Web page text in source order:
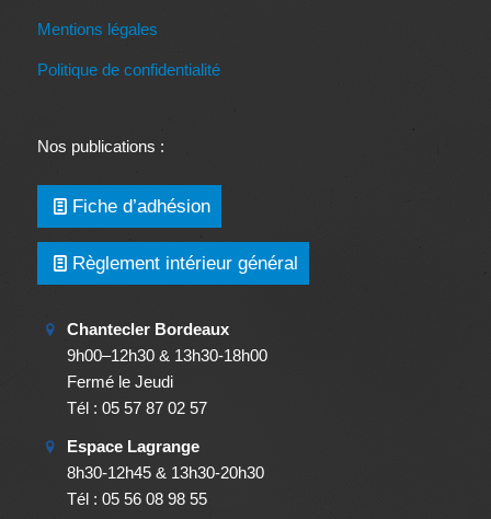
Mentions légales
Politique de confidentialité
Nos publications :
Fiche d’adhésion
Règlement intérieur général
Chantecler Bordeaux
9h00–12h30 & 13h30-18h00
Fermé le Jeudi
Tél : 05 57 87 02 57
Espace Lagrange
8h30-12h45 & 13h30-20h30
Tél : 05 56 08 98 55